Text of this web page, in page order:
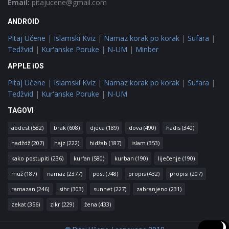
Email: pitajucene@gmail.com
ANDROID
Pitaj Učene | Islamski Kviz | Namaz korak po korak | Sufara |
Tedžvid | Kur'anske Poruke | N-UM | Minber
APPLE iOS
Pitaj Učene | Islamski Kviz | Namaz korak po korak | Sufara |
Tedžvid | Kur'anske Poruke | N-UM
TAGOVI
abdest (582) brak (608) djeca (189) dova (490) hadis (340)
hadždž (207) hajz (222) hidžab (187) islam (353)
kako postupiti (236) kur'an (580) kurban (190) liječenje (190)
muž (187) namaz (2377) post (748) propis (432) propisi (207)
ramazan (246) sihr (303) sunnet (227) zabranjeno (231)
zekat (356) zikr (229) žena (433)